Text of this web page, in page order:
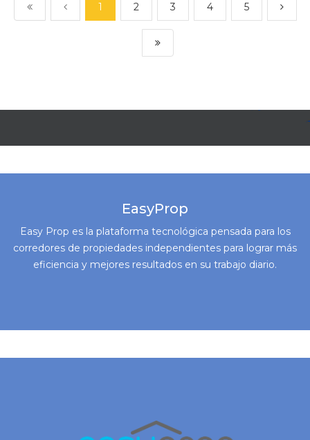
1 2 3 4 5
EasyProp
Easy Prop es la plataforma tecnológica pensada para los
corredores de propiedades independientes para lograr más
eficiencia y mejores resultados en su trabajo diario.